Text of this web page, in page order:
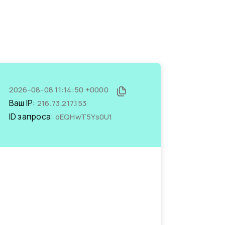
2026-08-08 11:14:50 +0000
Ваш IP: 216.73.217.153
ID запроса: oEQHwT5Ys0U1